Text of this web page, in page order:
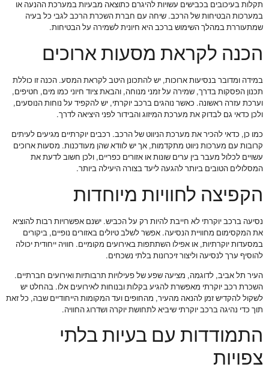
תקלות בעיכובים בכבישים עשויות להיגרם כתוצאה מבעיות במערכת ההנעה או
במערכות הבטיחות של הרכב. שיחה עם חברת השכרת הרכב לגבי כל בעיה
שמתעוררת במהלך השימוש ברכב היא חיונית לשמירה על הבטיחות.
הכנה לקראת מסעות ארוכים
במידה ומדובר בנסיעות ארוכות, יש להתכונן היטב לקראת המסע. הכנה זו כוללת
תכנון הפסקות בדרך, שמירה על זמני מנוחה, והבאת ציוד חיוני כמו מים, חטיפים,
וערכת עזרה ראשונה. כאשר נוהגים ברכב יוקרתי, יש להקפיד על נוחות הנוסעים,
ולכן כדאי גם לבדוק את מערכת המיזוג והבידור לפני היציאה לדרך.
כמו כן, כדאי להכיר את מערכת הניווט של הרכב. רכבים יוקרתיים מגיעים לעיתים
קרובות עם מערכות ניווט מתקדמות, אך יש לוודא שהן מעודכנות. מסעות ארוכים
עשויים לכלול מעבר בין ערים שונות או אזורים כפריים, ולכן חשוב לדעת את
המסלולים הטובים ביותר להגעה ליעד בצורה היעילה ביותר.
הקפיצה לחוויות מיוחדות
נסיעה ברכב יוקרתי לא חייבת להיות רק על הכביש. ישנם אפשרויות רבות להוציא
את המקסימום מחוויית הנסיעה. אפשר לשלב טיולים באזורים נופיים, ביקורים
במסעדות יוקרתיות, או אפילו השתתפות באירועים מקומיים. חוויה ייחודית יכולה
להוסיף ערך לנסיעה וליצור זיכרונות בלתי נשכחים.
העיר תל אביב, לדוגמה, מציעה שפע של פעילויות תרבותיות ואירועים חברתיים.
השכרת רכב יוקרתי מאפשרת להגיע בקלות ובנוחות לאירועים אלו. בהחלט יש
לשקול להקדיש זמן להנאה מהעיר, מהחופים ועד המקומות הייחודיים שבה, כל זאת
תוך כדי נהיגה ברכב יוקרתי שיביא לתחושת יוקרה ושדרוג החוויה.
התמודדות עם בעיות בלתי
צפויות